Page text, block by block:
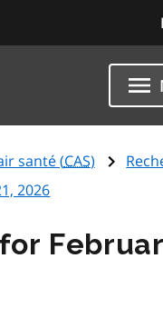
santé (CAS)
2026
for